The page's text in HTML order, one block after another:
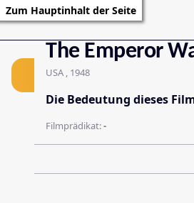
Zum Hauptinhalt der Seite
Film
The Emperor
USA , 1948
Die Bedeutung dieses
Filmprädikat:-